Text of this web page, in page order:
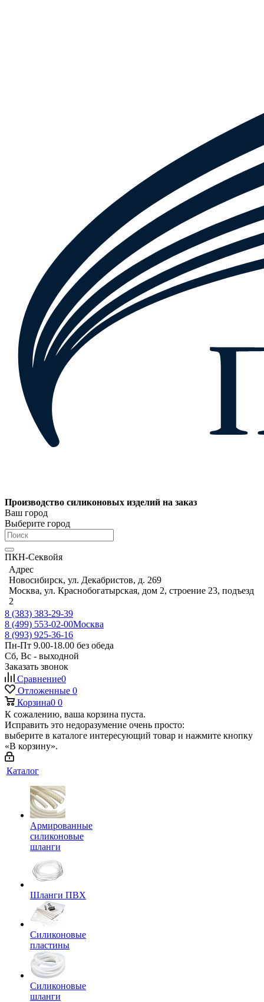
Производство силиконовых изделий на заказ
Ваш город
Выберите город
ПКН-Секвойя
Адрес
Новосибирск, ул. Декабристов, д. 269
Москва, ул. Краснобогатырская, дом 2, строение 23, подъезд
2
8 (383) 383-29-39
8 (499) 553-02-00Москва
8 (993) 925-36-16
Пн-Пт 9.00-18.00 без обеда
Сб, Вс - выходной
Заказать звонок
Сравнение0
Отложенные 0
Корзина0 0
К сожалению, ваша корзина пуста.
Исправить это недоразумение очень просто:
выберите в каталоге интересующий товар и нажмите кнопку
«В корзину».
Каталог
Армированные
силиконовые
шланги
Шланги ПВХ
Силиконовые
пластины
Силиконовые
шланги